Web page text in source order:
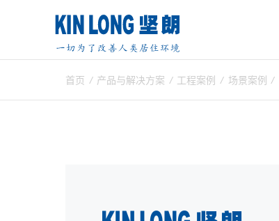
首页 / 产品与解决方案 / 工程案例 / 场景案例 /